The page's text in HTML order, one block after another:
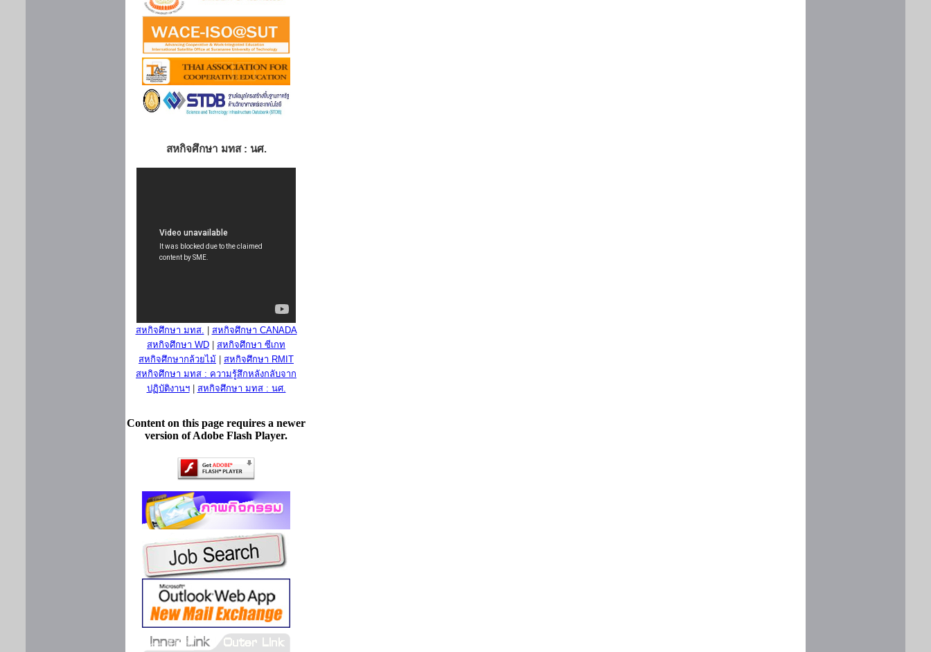
สหกิจศึกษา มทส : นศ.
สหกิจศึกษา มทส.
สหกิจศึกษา CANADA
สหกิจศึกษา WD
สหกิจศึกษา ซีเกท
สหกิจศึกษากล้วยไม้
สหกิจศึกษา RMIT
สหกิจศึกษา มทส : ความรู้สึกหลังกลับจาก
ปฏิบัติงานฯ| สหกิจศึกษา มทส : นศ.
Content on this page requires a newer
version of Adobe Flash Player.